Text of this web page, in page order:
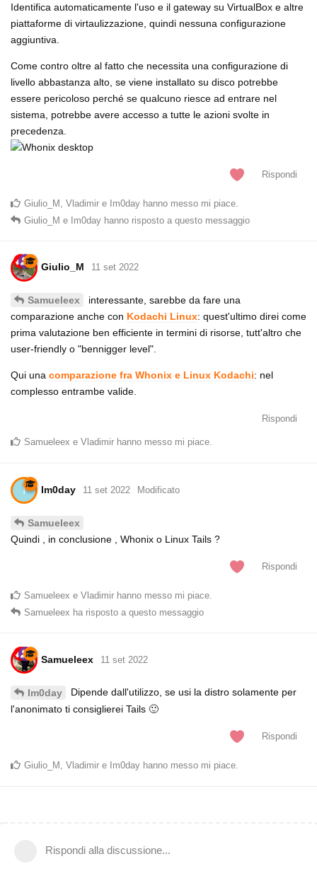
Identifica automaticamente l'uso e il gateway su VirtualBox e altre
piattaforme di virtaulizzazione, quindi nessuna configurazione
aggiuntiva.
Come contro oltre al fatto che necessita una configurazione di
livello abbastanza alto, se viene installato su disco potrebbe
essere pericoloso perché se qualcuno riesce ad entrare nel
sistema, potrebbe avere accesso a tutte le azioni svolte in
precedenza.
Rispondi
Giulio_M Vladimir e Im0day hanno messo mi piace
Giulio_M e Im0day hanno risposto a questo messaggio
Giulio_M 11 set 2022
Samueleex
interessante, sarebbe da fare una
comparazione anche con Kodachi Linux: quest'ultimo direi come
prima valutazione ben efficiente in termini di risorse, tutt'altro che
user-friendly o "bennigger level".
Qui una comparazione fra Whonix e Linux Kodachi: nel
complesso entrambe valide.
Rispondi
Samueleex e Vladimir hanno messo mi piace.
I Im0day 11 set 2022 Modificato
Samueleex
Quindi , in conclusione , Whonix o Linux Tails ?
Rispondi
Samueleex e Vladimir hanno messo mi piace.
Samueleex ha risposto a questo messaggio
Samueleex 11 set 2022
Im0day
Dipende dall'utilizzo, se usi la distro solamente per
l'anonimato ti consiglierei Tails 🙂
Rispondi
Giulio_M , Vladimir e Im0day hanno messo mi piace.
Rispondi alla discussione...